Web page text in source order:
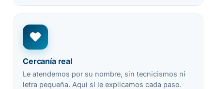
Cercanía real
Le atendemos por su nombre, sin tecnicismos ni
letra pequeña. Aquí sí le explicamos cada paso.